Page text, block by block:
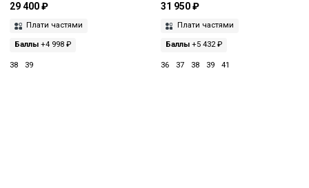
29 400 ₽
Плати частями
Баллы +4 998 ₽
38 39
31 950 ₽
Плати частями
Баллы+5 432 ₽
36 37 38 39 41